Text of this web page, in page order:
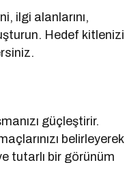
ilgi alanlarını,
Hedef kitlenizi
güçleştirir.
belirleyerek
tutarlı bir görünüm